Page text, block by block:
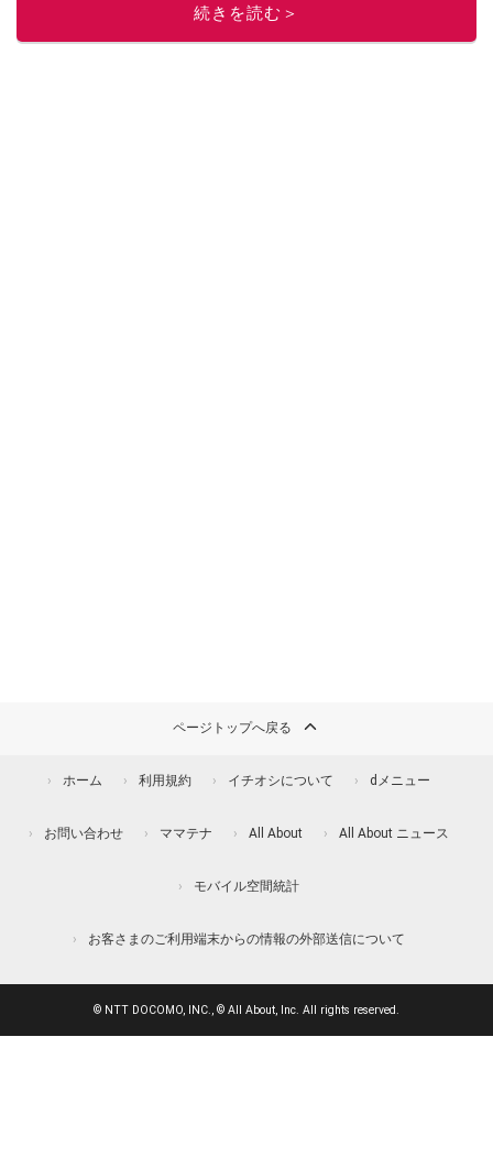
続きを読む＞
ページトップへ戻る
ホーム 利用規約 イチオシについて dメニュー
お問い合わせ ママテナ All About All About ニュース
モバイル空間統計
お客さまのご利用端末からの情報の外部送信について
© NTT DOCOMO, INC., © All About, Inc. All rights reserved.